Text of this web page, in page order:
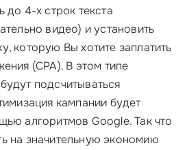
до 4-х строк текста
видео) и установить
которую Вы хотите заплатить
(CРА). В этом типе
подсчитываться
кампании будет
алгоритмов Google. Так что
на значительную экономию